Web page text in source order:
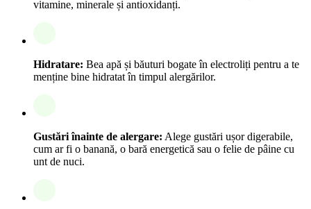
vitamine, minerale și antioxidanți.
Hidratare: Bea apă și băuturi bogate în electroliți pentru a te
menține bine hidratat în timpul alergărilor.
Gustări înainte de alergare: Alege gustări ușor digerabile,
cum ar fi o banană, o bară energetică sau o felie de pâine cu
unt de nuci.